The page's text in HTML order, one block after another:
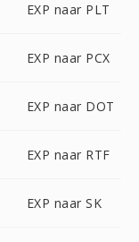
EXP naar PLT
EXP naar PCX
EXP naar DOT
EXP naar RTF
EXP naar SK